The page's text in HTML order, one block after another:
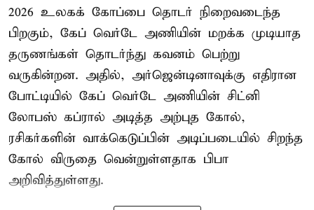
2026 உலகக் கோப்பை தொடர் நிறைவடைந்த
பிறகும், கேப் வெர்டே அணியின் மறக்க முடியாத
தருணங்கள் தொடர்ந்து கவனம் பெற்று
வருகின்றன. அதில், அர்ஜென்டினாவுக்கு எதிரான
போட்டியில் கேப் வெர்டே அணியின் சிட்னி
லோபஸ் கப்ரால் அடித்த அற்புத கோல்,
ரசிகர்களின் வாக்கெடுப்பின் அடிப்படையில் சிறந்த
கோல் விருதை வென்றுள்ளதாக பிபா
அறிவித்துள்ளது.